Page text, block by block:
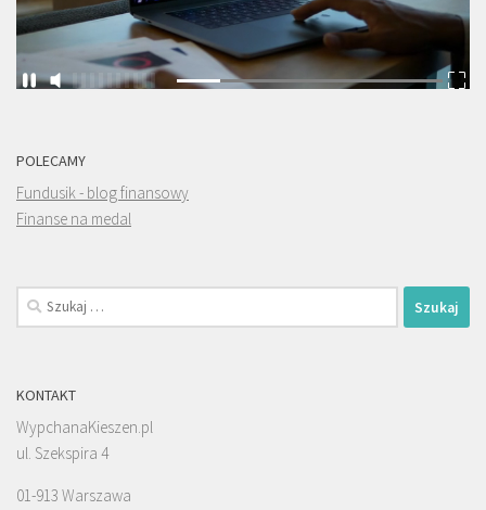
POLECAMY
Fundusik - blog finansowy
Finanse na medal
Szukaj:
KONTAKT
WypchanaKieszen.pl
ul. Szekspira 4
01-913 Warszawa